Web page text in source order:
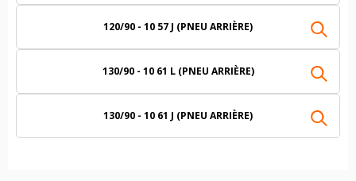
120/90 - 10 57 J (PNEU ARRIÈRE)
130/90 - 10 61 L (PNEU ARRIÈRE)
130/90 - 10 61 J (PNEU ARRIÈRE)